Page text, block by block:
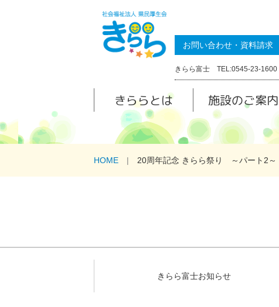
お問い合わせ・資料請求
きらら富士 TEL:0545-23-1600
きららとは 施設のご案内
HOME 20周年記念 きらら祭り ～パート2～
きらら富士お知らせ